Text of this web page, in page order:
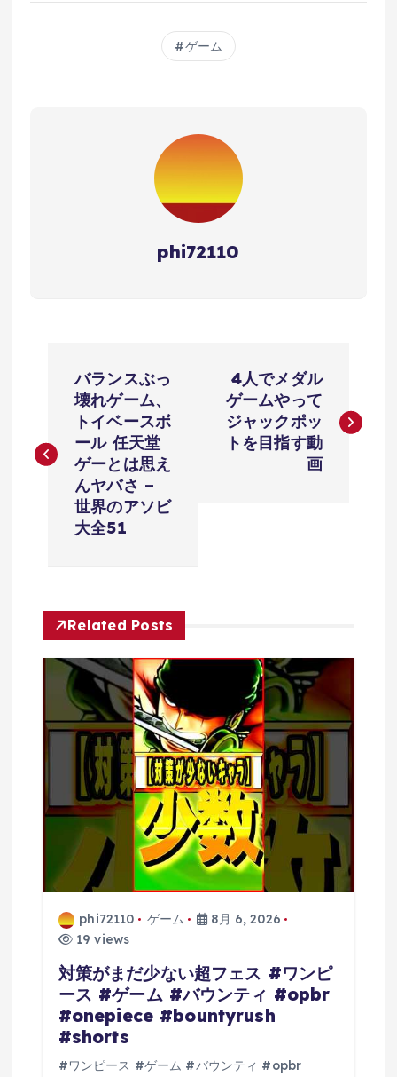
ゲーム
phi72110
ナ
シ
ョ
ン
バランスぶっ
壊れゲーム、
トイベースボ
ール 任天堂
ゲーとは思え
んヤバさ –
世界のアソビ
大全51
4人でメダル
ゲームやって
ジャックポッ
トを目指す動
画
Related Posts
phi72110 ゲーム
8月 6, 2026
19 views
対策がまだ少ない超フェス #ワンピ
ース #ゲーム #バウンティ #opbr
#onepiece #bountyrush
#shorts
#ワンピース #ゲーム #バウンティ #opbr